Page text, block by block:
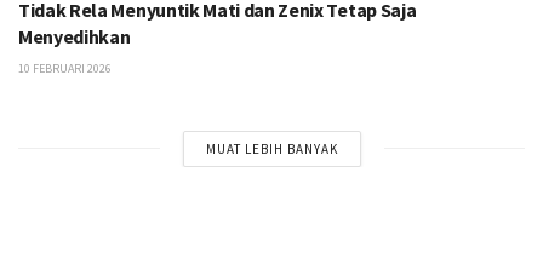
Tidak Rela Menyuntik Mati dan Zenix Tetap Saja
Menyedihkan
10 FEBRUARI 2026
MUAT LEBIH BANYAK